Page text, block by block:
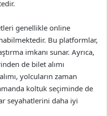
genellikle online
Bu platformlar,
imkanı sunar. Ayrıca,
de bilet alımı
yolcuların zaman
koltuk seçiminde de
seyahatlerini daha iyi